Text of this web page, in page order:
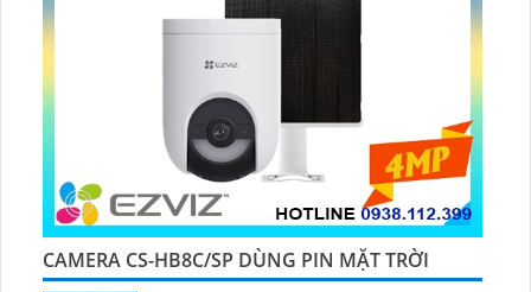
CAMERA CS-HB8C/SP DÙNG PIN MẶT TRỜI